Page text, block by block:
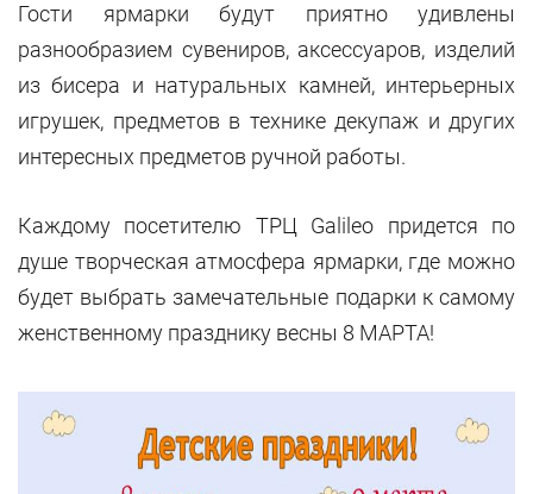
Гости ярмарки будут приятно удивлены
разнообразием сувениров, аксессуаров, изделий
из бисера и натуральных камней, интерьерных
игрушек, предметов в технике декупаж и других
интересных предметов ручной работы.
Каждому посетителю ТРЦ Galileo придется по
душе творческая атмосфера ярмарки, где можно
будет выбрать замечательные подарки к самому
женственному празднику весны 8 МАРТА!